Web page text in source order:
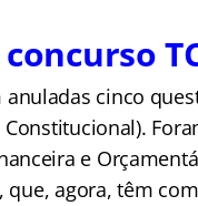
cinco
e
que, agora, têm